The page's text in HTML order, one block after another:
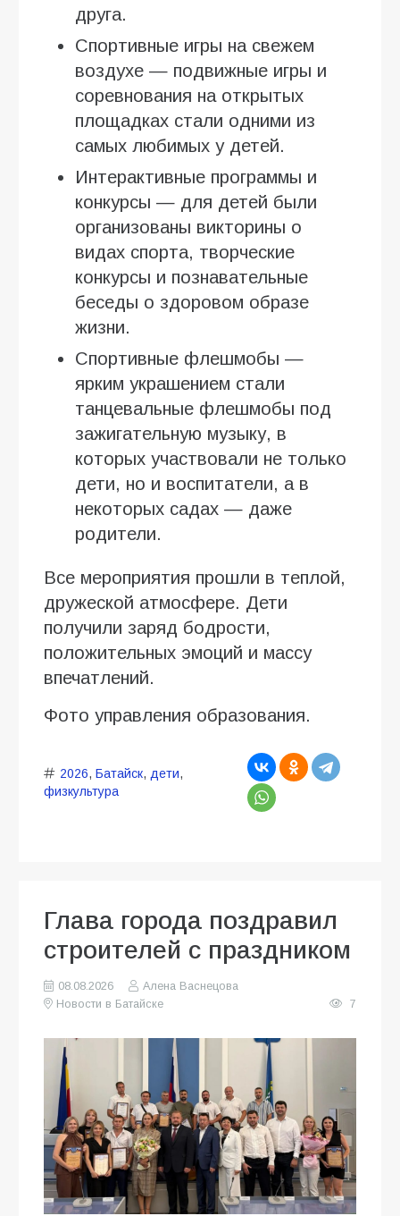
друга.
Спортивные игры на свежем
воздухе — подвижные игры и
соревнования на открытых
площадках стали одними из
самых любимых у детей.
Интерактивные программы и
конкурсы — для детей были
организованы викторины о
видах спорта, творческие
конкурсы и познавательные
беседы о здоровом образе
жизни.
Спортивные флешмобы —
ярким украшением стали
танцевальные флешмобы под
зажигательную музыку, в
которых участвовали не только
дети, но и воспитатели, а в
некоторых садах — даже
родители.
Все мероприятия прошли в теплой,
дружеской атмосфере. Дети
получили заряд бодрости,
положительных эмоций и массу
впечатлений.
Фото управления образования.
2026, Батайск, дети,
физкультура
Глава города поздравил
строителей с праздником
08.08.2026
Алена Васнецова
Новости в Батайске
7